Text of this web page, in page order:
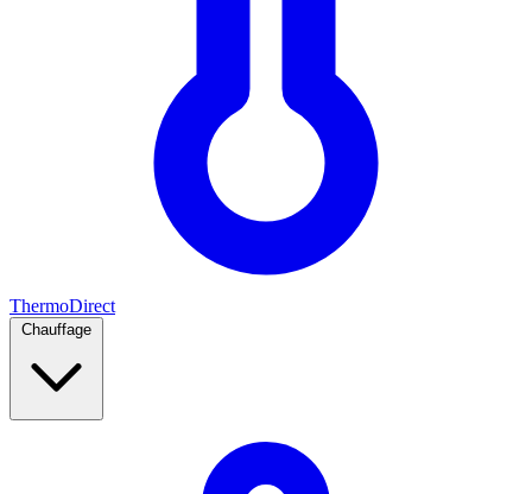
ThermoDirect